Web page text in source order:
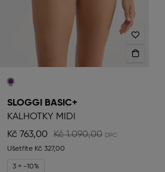
SLOGGI BASIC+
KALHOTKY MIDI
Kč 763,00
Kč 1.090,00
Ušetříte Kč 327,00
3 = -10%